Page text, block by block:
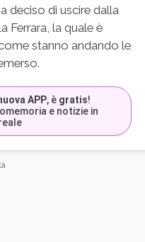
deciso di uscire dalla
Ferrara, la quale è
stanno andando le
APP, è gratis!
e notizie in